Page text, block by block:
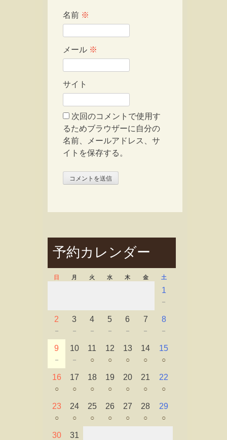
名前 ※
メール ※
サイト
次回のコメントで使用す
るためブラウザーに自分の
名前、メールアドレス、サ
イトを保存する。
予約カレンダー
日 月 火 水 木 金 土
1
－
2
－
3
－
4
－
5
－
6
－
7
－
8
－
9
－
10
－
11
○
12
○
13
○
14
○
15
○
16
○
17
○
18
○
19
○
20
○
21
○
22
○
23
○
24
○
25
○
26
○
27
○
28
○
29
○
30 31